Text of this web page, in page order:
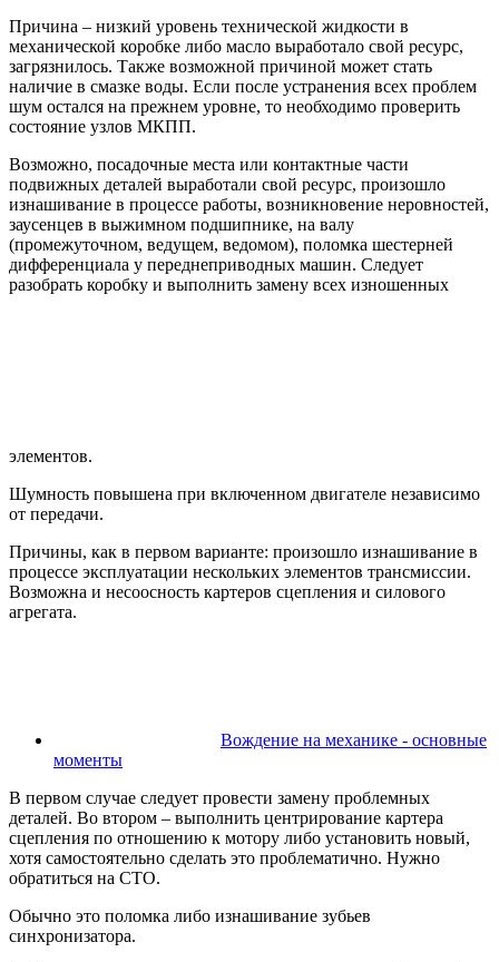
Причина – низкий уровень технической жидкости в
механической коробке либо масло выработало свой ресурс,
загрязнилось. Также возможной причиной может стать
наличие в смазке воды. Если после устранения всех проблем
шум остался на прежнем уровне, то необходимо проверить
состояние узлов МКПП.
Возможно, посадочные места или контактные части
подвижных деталей выработали свой ресурс, произошло
изнашивание в процессе работы, возникновение неровностей,
заусенцев в выжимном подшипнике, на валу
(промежуточном, ведущем, ведомом), поломка шестерней
дифференциала у переднеприводных машин. Следует
разобрать коробку и выполнить замену всех изношенных
элементов.
Шумность повышена при включенном двигателе независимо
от передачи.
Причины, как в первом варианте: произошло изнашивание в
процессе эксплуатации нескольких элементов трансмиссии.
Возможна и несоосность картеров сцепления и силового
агрегата.
Вождение на механике - основные
моменты
В первом случае следует провести замену проблемных
деталей. Во втором – выполнить центрирование картера
сцепления по отношению к мотору либо установить новый,
хотя самостоятельно сделать это проблематично. Нужно
обратиться на СТО.
Обычно это поломка либо изнашивание зубьев
синхронизатора.